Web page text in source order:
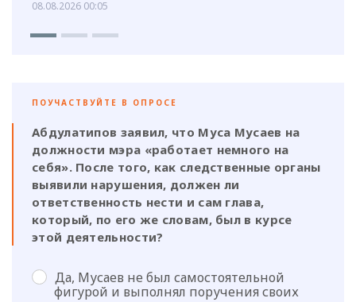
08.08.2026 00:05
ПОУЧАСТВУЙТЕ В ОПРОСЕ
Абдулатипов заявил, что Муса Мусаев на
должности мэра «работает немного на
себя». После того, как следственные органы
выявили нарушения, должен ли
ответственность нести и сам глава,
который, по его же словам, был в курсе
этой деятельности?
Да, Мусаев не был самостоятельной
фигурой и выполнял поручения своих